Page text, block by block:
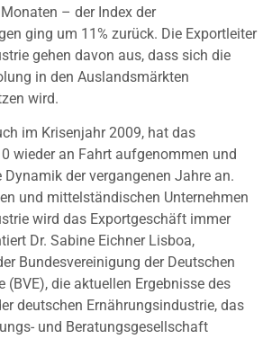
– der Index der
ging um 11% zurück. Die Exportleiter
gehen davon aus, dass sich die
in den Auslandsmärkten
wird.
im Krisenjahr 2009, hat das
wieder an Fahrt aufgenommen und
der vergangenen Jahre an.
und mittelständischen Unternehmen
wird das Exportgeschäft immer
Dr. Sabine Eichner Lisboa,
Bundesvereinigung der Deutschen
(BVE), die aktuellen Ergebnisse des
deutschen Ernährungsindustrie, das
und Beratungsgesellschaft